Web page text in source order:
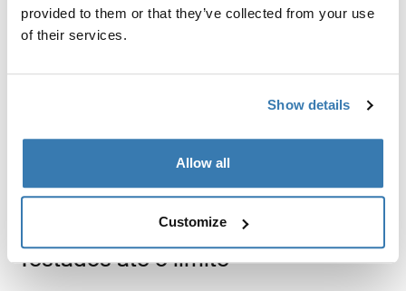
provided to them or that they’ve collected from your use
of their services.
Show details
Allow all
Customize
Todos os recursos
Toggle techspec
Especificações técnicas
Testados até o limite